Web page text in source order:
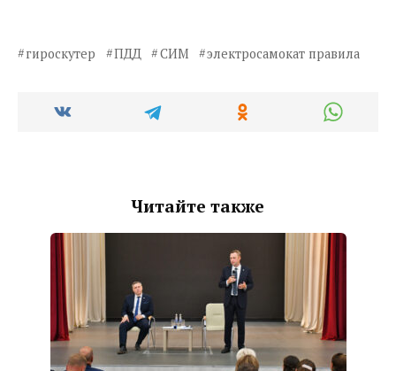
гироскутер ПДД СИМ электросамокат правила
Читайте также